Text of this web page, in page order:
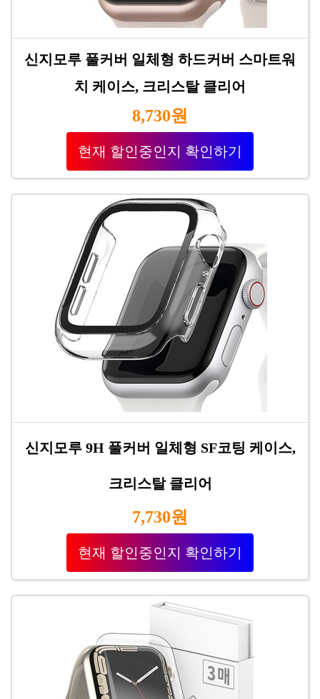
신지모루 풀커버 일체형 하드커버 스마트워
치 케이스, 크리스탈 클리어
8,730원
현재 할인중인지 확인하기
신지모루 9H 풀커버 일체형 SF코팅 케이스,
크리스탈 클리어
7,730원
현재 할인중인지 확인하기